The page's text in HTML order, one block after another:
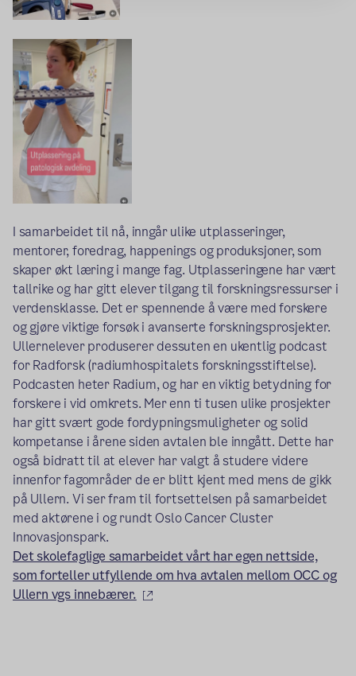
I samarbeidet til nå, inngår ulike utplasseringer,
mentorer, foredrag, happenings og produksjoner, som
skaper økt læring i mange fag. Utplasseringene har vært
tallrike og har gitt elever tilgang til forskningsressurser i
verdensklasse. Det er spennende å være med forskere
og gjøre viktige forsøk i avanserte forskningsprosjekter.
Ullernelever produserer dessuten en ukentlig podcast
for Radforsk (radiumhospitalets forskningsstiftelse).
Podcasten heter Radium, og har en viktig betydning for
forskere i vid omkrets. Mer enn ti tusen ulike prosjekter
har gitt svært gode fordypningsmuligheter og solid
kompetanse i årene siden avtalen ble inngått. Dette har
også bidratt til at elever har valgt å studere videre
innenfor fagområder de er blitt kjent med mens de gikk
på Ullern. Vi ser fram til fortsettelsen på samarbeidet
med aktørene i og rundt Oslo Cancer Cluster
Innovasjonspark.
Det skolefaglige samarbeidet vårt har egen nettside,
som forteller utfyllende om hva avtalen mellom OCC og
Ullern vgs innebærer.
(ekstern lenke)